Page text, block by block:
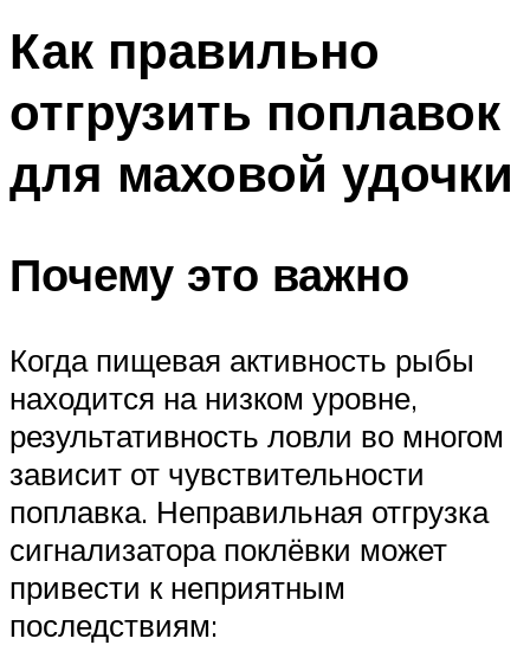
Как правильно
отгрузить поплавок
для маховой удочки
Почему это важно
Когда пищевая активность рыбы
находится на низком уровне,
результативность ловли во многом
зависит от чувствительности
поплавка. Неправильная отгрузка
сигнализатора поклёвки может
привести к неприятным
последствиям: